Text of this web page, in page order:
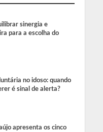
sinergia e
para a escolha do
no idoso: quando
é sinal de alerta?
apresenta os cinco